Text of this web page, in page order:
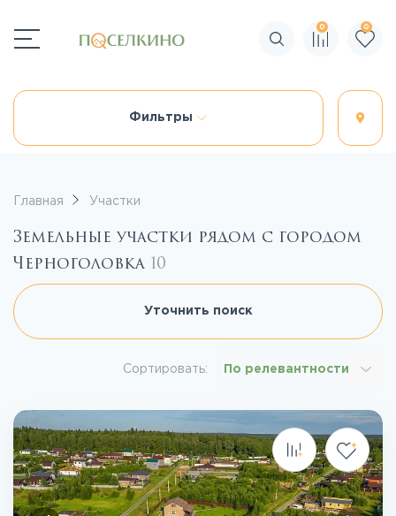
Поиск по сайту
0 0
Фильтры
Главная Участки
Земельные участки рядом с городом
Черноголовка 10
Уточнить поиск
Сортировать: По релевантности